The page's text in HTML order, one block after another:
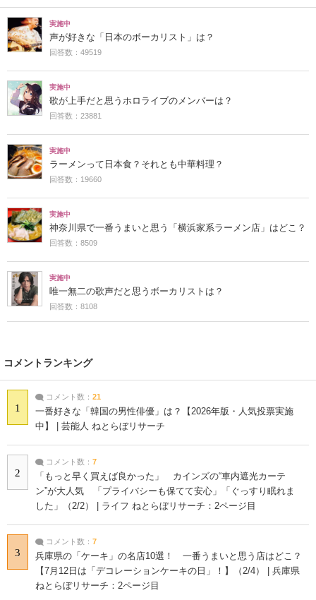
実施中
声が好きな「日本のボーカリスト」は？
回答数：49519
実施中
歌が上手だと思うホロライブのメンバーは？
回答数：23881
実施中
ラーメンって日本食？それとも中華料理？
回答数：19660
実施中
神奈川県で一番うまいと思う「横浜家系ラーメン店」はどこ？
回答数：8509
実施中
唯一無二の歌声だと思うボーカリストは？
回答数：8108
コメントランキング
1
コメント数： 21
一番好きな「韓国の男性俳優」は？【2026年版・人気投票実施
中】 | 芸能人 ねとらぼリサーチ
2
コメント数： 7
「もっと早く買えば良かった」 カインズの“車内遮光カーテ
ン”が大人気 「プライバシーも保てて安心」「ぐっすり眠れま
した」（2/2） | ライフ ねとらぼリサーチ：2ページ目
3
コメント数： 7
兵庫県の「ケーキ」の名店10選！ 一番うまいと思う店はどこ？
【7月12日は「デコレーションケーキの日」！】（2/4） | 兵庫県
ねとらぼリサーチ：2ページ目